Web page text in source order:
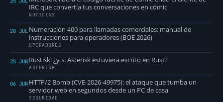
IRC que convertía tus conversaciones en cómic
NOTICIAS
20 JUL Numeración 400 para llamadas comerciales: manual de
instrucciones para operadores (BOE 2026)
OPERADORES
25 JUN Rustisk: ¿y si Asterisk estuviera escrito en Rust?
ASTERISK
06 JUN HTTP/2 Bomb (CVE-2026-49975): el ataque que tumba un
servidor web en segundos desde un PC de casa
SEGURIDAD